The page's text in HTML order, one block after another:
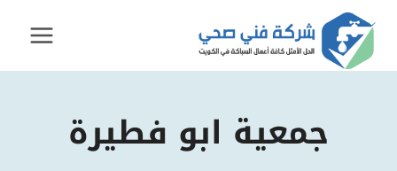
التجاوز
إلى
المحتوى
جمعية ابو فطيرة